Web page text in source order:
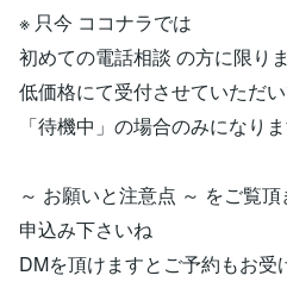
※ 只今 ココナラでは
初めての電話相談 の方に限り
低価格にて受付させていただ
「待機中」の場合のみになり
～ お願いと注意点 ～ をご覧頂
申込み下さいね
DMを頂けますとご予約もお受